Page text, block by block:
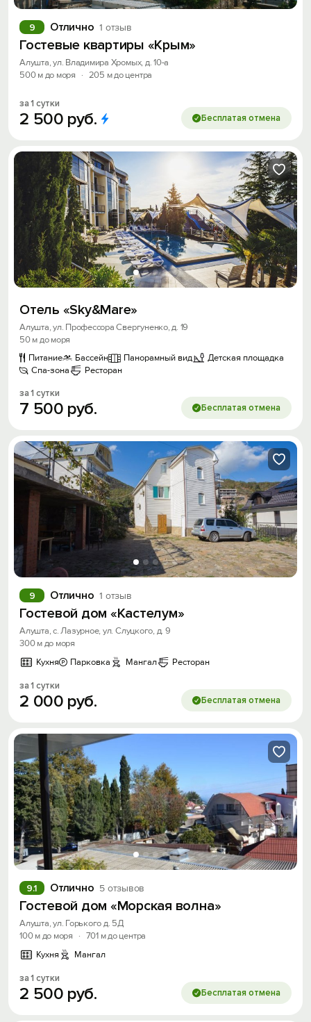
Отлично 1 отзыв
9
Гостевые квартиры «Крым»
Алушта, ул. Владимира Хромых, д. 10-а
500 м до моря
· 205 м до центра
за 1 сутки
2 500 руб. Бесплатая отмена
Отель «Sky&Mare»
Алушта, ул. Профессора Свергуненко, д. 19
50 м до моря
Питание
Бассейн Панорамный вид
Детская площадка
Спа-зона
Ресторан
за 1 сутки
7 500 руб. Бесплатая отмена
Отлично 1 отзыв
9
Гостевой дом «Кастелум»
Алушта, с. Лазурное, ул. Слуцкого, д. 9
300 м до моря
Кухня
Парковка Мангал Ресторан
за 1 сутки
2 000 руб. Бесплатая отмена
Отлично 5 отзывов
9.1
Гостевой дом «Морская волна»
Алушта, ул. Горького д. 5Д
100 м до моря
· 701 м до центра
Кухня
Мангал
за 1 сутки
2 500 руб. Бесплатая отмена
Скидка −5%
Хочешь дешевле? Оставь почту и получи
промокод на первое бронирование!
Получить промокод
Войти илиЗарегистрироваться